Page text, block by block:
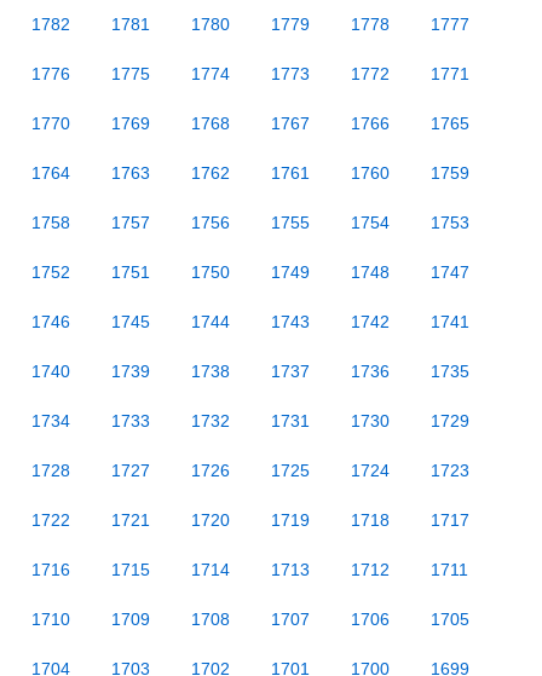
1782 1781 1780 1779 1778 1777
1776 1775 1774 1773 1772 1771
1770 1769 1768 1767 1766 1765
1764 1763 1762 1761 1760 1759
1758 1757 1756 1755 1754 1753
1752 1751 1750 1749 1748 1747
1746 1745 1744 1743 1742 1741
1740 1739 1738 1737 1736 1735
1734 1733 1732 1731 1730 1729
1728 1727 1726 1725 1724 1723
1722 1721 1720 1719 1718 1717
1716 1715 1714 1713 1712 1711
1710 1709 1708 1707 1706 1705
1704 1703 1702 1701 1700 1699